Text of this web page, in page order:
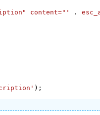
content="' .
);